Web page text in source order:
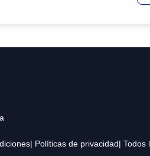
| Políticas de privacidad| Todos